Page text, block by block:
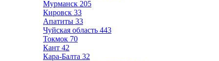
Мурманск 205
Кировск 33
Апатиты 33
Чуйская область 443
Токмок 70
Кант 42
Кара-Балта 32